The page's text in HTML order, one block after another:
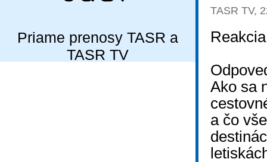
Priame prenosy TASR a
TASR TV
TASR TV,
Ako sa
a čo